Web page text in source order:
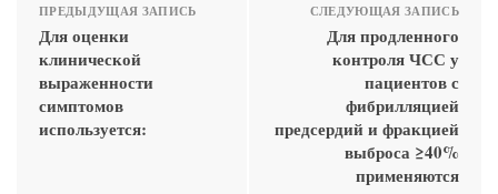
ПРЕДЫДУЩАЯ ЗАПИСЬ
Для оценки
клинической
выраженности
симптомов
используется:
СЛЕДУЮЩАЯ ЗАПИСЬ
Для продленного
контроля ЧСС у
пациентов с
фибрилляцией
предсердий и фракцией
выброса ≥40%
применяются